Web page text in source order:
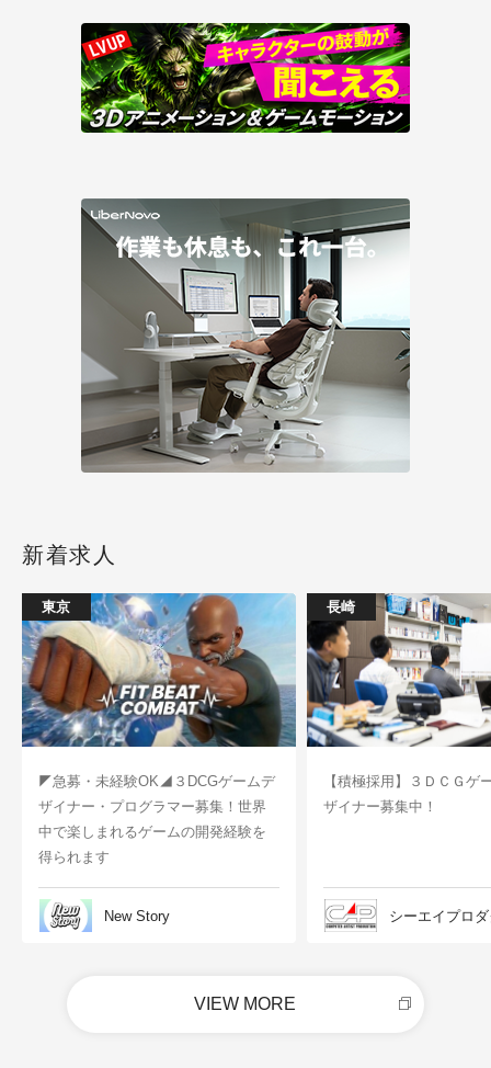
新着求人
東京
◤急募・未経験OK◢３DCGゲームデ
ザイナー・プログラマー募集！世界
中で楽しまれるゲームの開発経験を
得られます
New Story
長崎
【積極採用】３ＤＣＧゲ
ザイナー募集中！
シーエイプロ
VIEW MORE